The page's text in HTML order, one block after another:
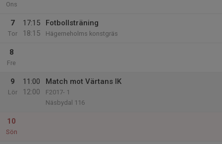
Ons
7
Tor
17:15
18:15
Fotbollsträning
Hägerneholms konstgräs
8
Fre
9
Lör
11:00
12:00
Match mot Värtans IK
F2017- 1
Näsbydal 116
10
Sön